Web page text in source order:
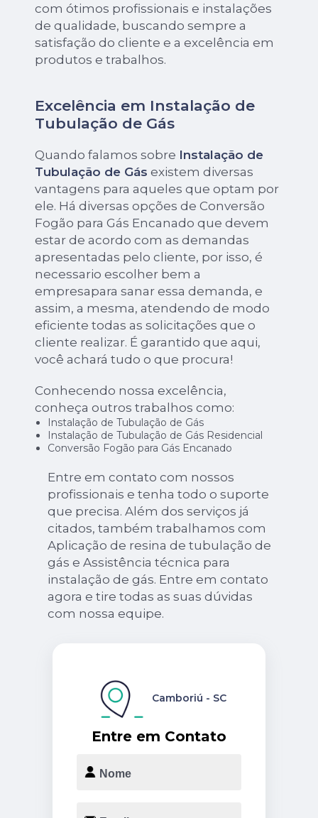
com ótimos profissionais e instalações
de qualidade, buscando sempre a
satisfação do cliente e a excelência em
produtos e trabalhos.
Excelência em Instalação de
Tubulação de Gás
Quando falamos sobre Instalação de
Tubulação de Gás existem diversas
vantagens para aqueles que optam por
ele. Há diversas opções de Conversão
Fogão para Gás Encanado que devem
estar de acordo com as demandas
apresentadas pelo cliente, por isso, é
necessario escolher bem a
empresapara sanar essa demanda, e
assim, a mesma, atendendo de modo
eficiente todas as solicitações que o
cliente realizar. É garantido que aqui,
você achará tudo o que procura!
Conhecendo nossa excelência,
conheça outros trabalhos como:
Instalação de Tubulação de Gás
Instalação de Tubulação de Gás Residencial
Conversão Fogão para Gás Encanado
Entre em contato com nossos
profissionais e tenha todo o suporte
que precisa. Além dos serviços já
citados, também trabalhamos com
Aplicação de resina de tubulação de
gás e Assistência técnica para
instalação de gás. Entre em contato
agora e tire todas as suas dúvidas
com nossa equipe.
Entre em Contato
Camboriú - SC